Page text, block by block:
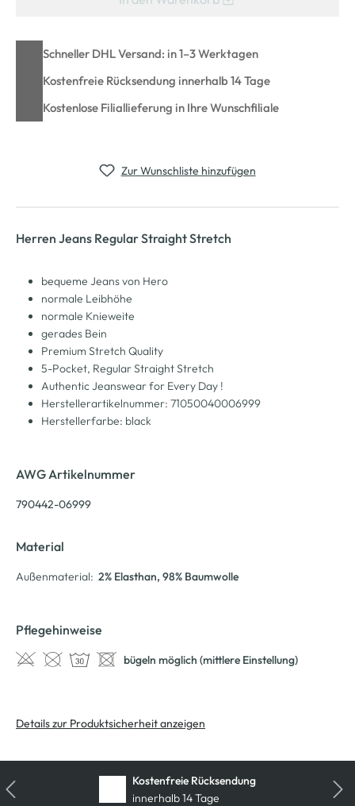
Schneller DHL Versand: in 1–3 Werktagen
Kostenfreie Rücksendung innerhalb 14 Tage
Kostenlose Filiallieferung in Ihre Wunschfiliale
Zur Wunschliste hinzufügen
Herren Jeans Regular Straight Stretch
bequeme Jeans von Hero
normale Leibhöhe
normale Knieweite
gerades Bein
Premium Stretch Quality
5-Pocket, Regular Straight Stretch
Authentic Jeanswear for Every Day !
Herstellerartikelnummer: 71050040006999
Herstellerfarbe: black
AWG Artikelnummer
790442-06999
Material
Außenmaterial: 2% Elasthan, 98% Baumwolle
Pflegehinweise
bügeln möglich (mittlere Einstellung)
Details zur Produktsicherheit anzeigen
Kostenfreie Rücksendung
innerhalb 14 Tage